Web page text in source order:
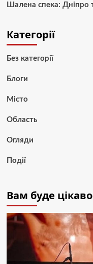
Шалена спека: Дніпро
Категорії
Без категорії
Блоги
Місто
Область
Огляди
Події
Вам буде цікаво